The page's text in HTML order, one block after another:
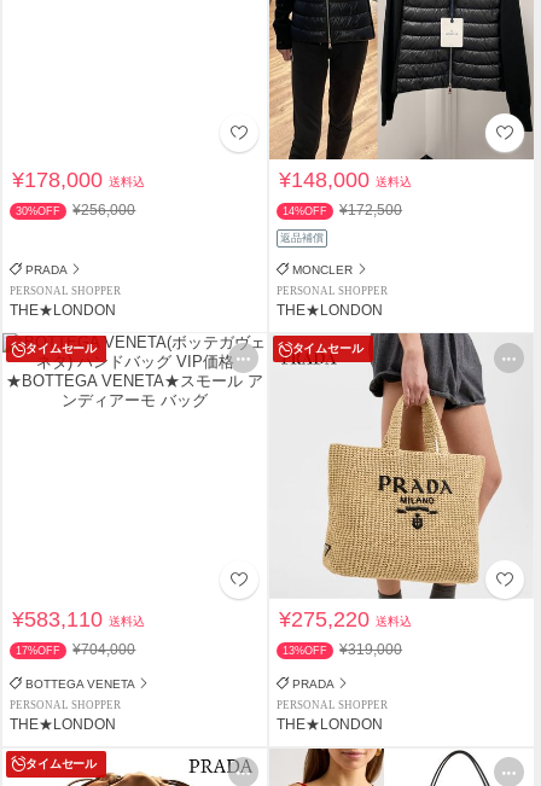
¥178,000送料込
30%OFF ¥256,000
PRADA
PERSONAL SHOPPER
THE★LONDON
¥148,000送料込
14%OFF ¥172,500
返品補償
MONCLER
PERSONAL SHOPPER
THE★LONDON
タイムセール
¥583,110送料込
17%OFF ¥704,000
BOTTEGA VENETA
PERSONAL SHOPPER
THE★LONDON
タイムセール
¥275,220送料込
13%OFF ¥319,000
PRADA
PERSONAL SHOPPER
THE★LONDON
タイムセール